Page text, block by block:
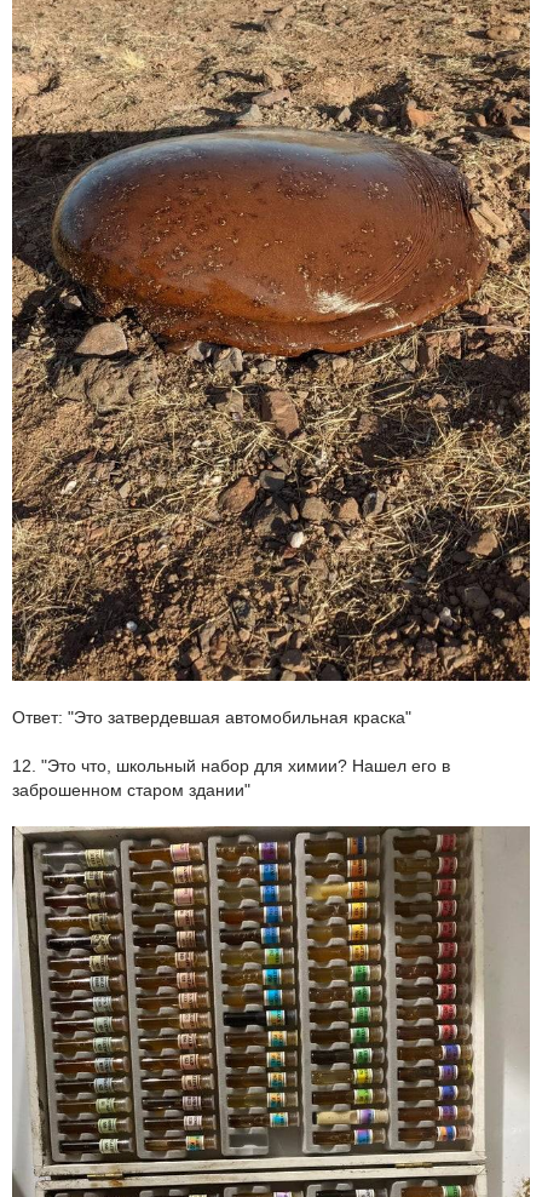
Ответ: "Это затвердевшая автомобильная краска"
12. "Это что, школьный набор для химии? Нашел его в
заброшенном старом здании"